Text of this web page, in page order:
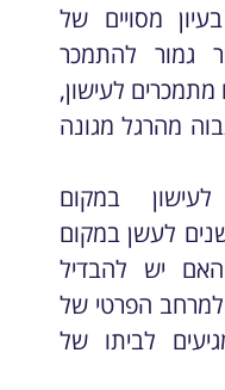
מסויים של
גמור להתמכר
מתמכרים לעישון,
מהרגל מגונה
במקום
לעשן במקום
יש להבדיל
למרחב הפרטי של
לביתו של